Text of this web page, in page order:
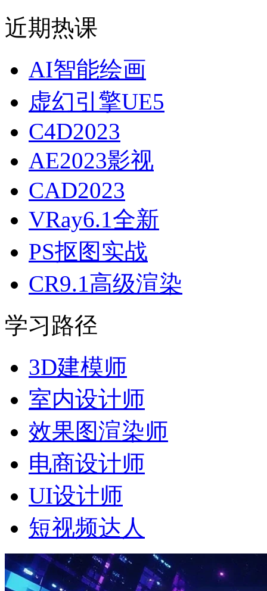
近期热课
AI智能绘画
虚幻引擎UE5
C4D2023
AE2023影视
CAD2023
VRay6.1全新
PS抠图实战
CR9.1高级渲染
学习路径
3D建模师
室内设计师
效果图渲染师
电商设计师
UI设计师
短视频达人